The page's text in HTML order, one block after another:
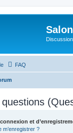
FAQ
et
m’enregistrer ?